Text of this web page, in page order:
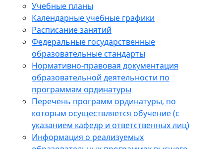
Учебные планы
Календарные учебные графики
Расписание занятий
Федеральные государственные
образовательные стандарты
Нормативно-правовая документация
образовательной деятельности по
программам ординатуры
Перечень программ ординатуры, по
которым осуществляется обучение (с
указанием кафедр и ответственных лиц)
Информация о реализуемых